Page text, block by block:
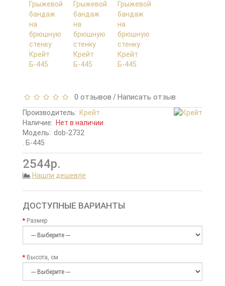
0 отзывов /Написать отзыв
Производитель: Крейт
Наличие: Нет в наличии
Модель: dob-2732
. Б-445
2544р.
Нашли дешевле
ДОСТУПНЫЕ ВАРИАНТЫ
Размер
Высота, см